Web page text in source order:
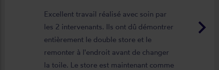
keyboard_arrow_right
Excellent travail réalisé avec soin par
les 2 intervenants. Ils ont dû démontrer
entièrement le double store et le
remonter à l'endroit avant de changer
la toile. Le store est maintenant comme